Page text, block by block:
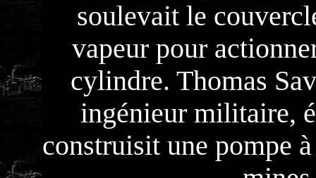
soulevait le
vapeur pour
cylindre. Thomas
ingénieur militaire,
construisit une pompe